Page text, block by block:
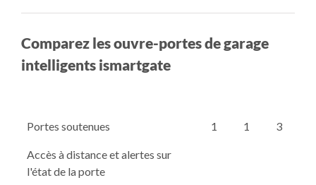
Comparez les ouvre-portes de garage
intelligents ismartgate
Portes soutenues 1 1 3
Accès à distance et alertes sur
l'état de la porte